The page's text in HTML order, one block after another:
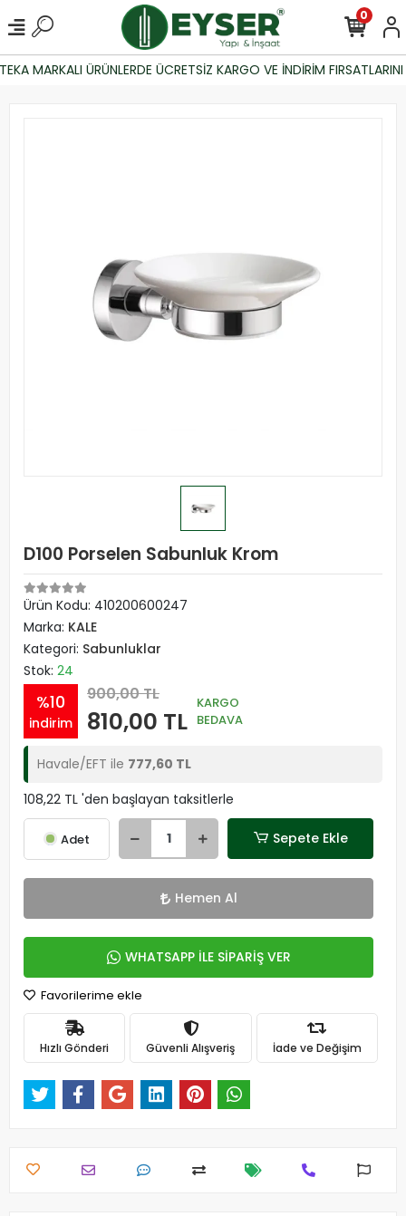
MARKALI ÜRÜNLERDE ÜCRETSİZ KARGO VE İNDİRİM
0
D100 Porselen Sabunluk Krom
Ürün Kodu: 410200600247
Marka: KALE
Kategori: Sabunluklar
Stok: 24
%10
indirim
900,00 TL
810,00 TL
KARGO
BEDAVA
Havale/EFT ile 777,60 TL
108,22 TL 'den başlayan taksitlerle
Adet Sepete Ekle
Hemen Al
WHATSAPP İLE SİPARİŞ VER
Favorilerime ekle
Hızlı Gönderi Güvenli Alışveriş İade ve Değişim